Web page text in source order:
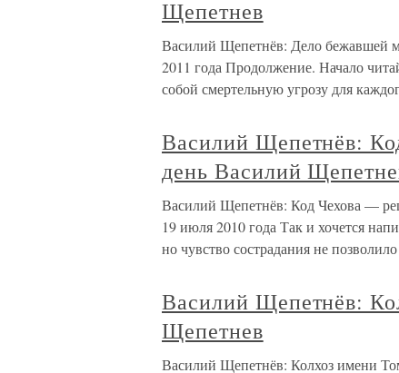
Щепетнев
Василий Щепетнёв: Дело бежавшей
2011 года Продолжение. Начало
собой смертельную угрозу для
Василий Щепетнёв:
день Василий
Василий Щепетнёв: Код Чехова —
19 июля 2010 года Так и хочется
но чувство сострадания не
Василий Щепетнёв:
Щепетнев
Василий Щепетнёв: Колхоз имени